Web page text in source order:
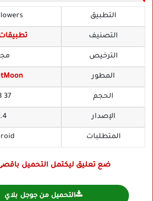
التطبيق
التصنيف
الترخيص
المطور
الحجم 37 MB
الإصدار
المتطلبات
ضع تعليق ليكتمل التحميل
التحميل من جوجل بلاي